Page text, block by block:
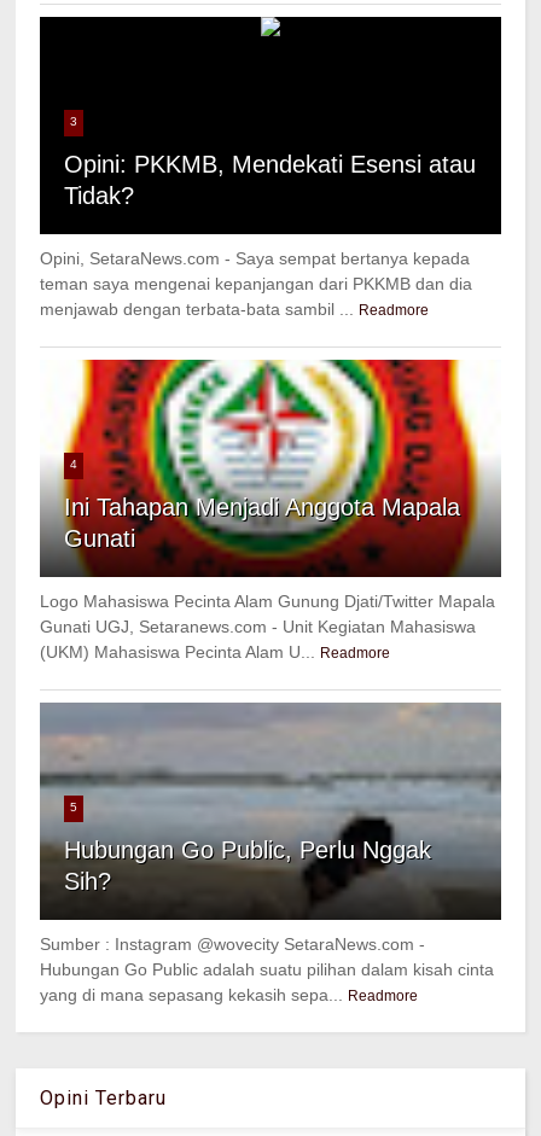
3
Opini: PKKMB, Mendekati Esensi atau
Tidak?
Opini, SetaraNews.com - Saya sempat bertanya kepada
teman saya mengenai kepanjangan dari PKKMB dan dia
menjawab dengan terbata-bata sambil ...
Readmore
4
Ini Tahapan Menjadi Anggota Mapala
Gunati
Logo Mahasiswa Pecinta Alam Gunung Djati/Twitter Mapala
Gunati UGJ, Setaranews.com - Unit Kegiatan Mahasiswa
(UKM) Mahasiswa Pecinta Alam U...
Readmore
5
Hubungan Go Public, Perlu Nggak
Sih?
Sumber : Instagram @wovecity SetaraNews.com -
Hubungan Go Public adalah suatu pilihan dalam kisah cinta
yang di mana sepasang kekasih sepa...
Readmore
Opini Terbaru